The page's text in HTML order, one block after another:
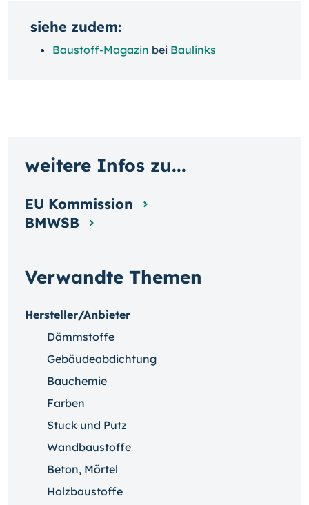
siehe zudem:
Baustoff-Magazin bei Baulinks
Verwandte Themen
Hersteller/Anbieter
Dämmstoffe
Gebäudeabdichtung
Bauchemie
Farben
Stuck und Putz
Wandbaustoffe
Beton, Mörtel
Holzbaustoffe
weitere Infos zu...
EU Kommission
BMWSB